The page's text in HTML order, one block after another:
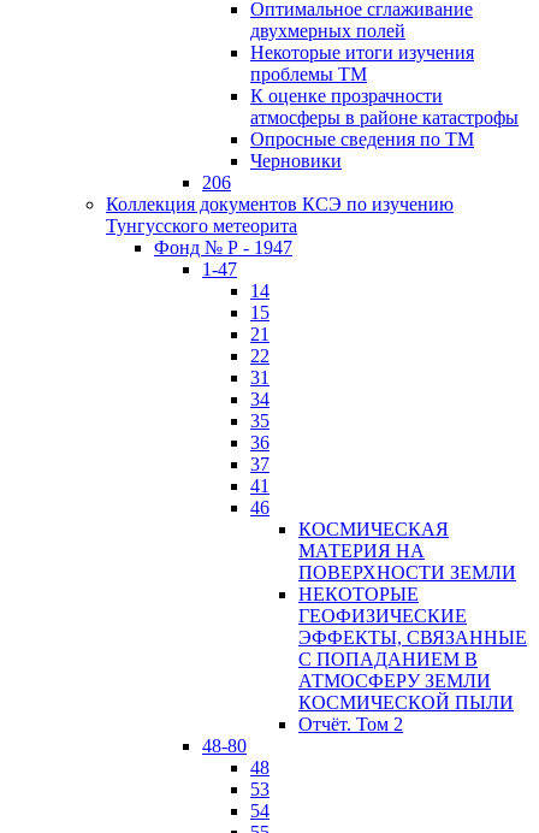
Оптимальное сглаживание
двухмерных полей
Некоторые итоги изучения
проблемы ТМ
К оценке прозрачности
атмосферы в районе катастрофы
Опросные сведения по ТМ
Черновики
206
Коллекция документов КСЭ по изучению
Тунгусского метеорита
Фонд № Р - 1947
1-47
14
15
21
22
31
34
35
36
37
41
46
КОСМИЧЕСКАЯ
МАТЕРИЯ НА
ПОВЕРХНОСТИ ЗЕМЛИ
НЕКОТОРЫЕ
ГЕОФИЗИЧЕСКИЕ
ЭФФЕКТЫ, СВЯЗАННЫЕ
С ПОПАДАНИЕМ В
АТМОСФЕРУ ЗЕМЛИ
КОСМИЧЕСКОЙ ПЫЛИ
Отчёт. Том 2
48-80
48
53
54